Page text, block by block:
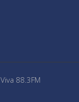
Viva 88.3FM